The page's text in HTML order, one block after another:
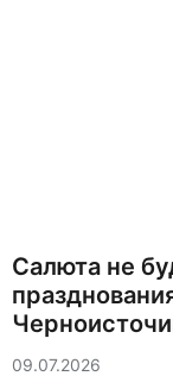
Салюта не
09.07.2026